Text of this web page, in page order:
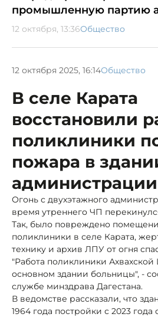
промышленную партию
12 октября, 13:36Общество
12 октября 2025, 16:14Общество
В селе Карата
восстановили
поликлиники
пожара в
администрации
Огонь с двухэтажного
время утреннего ЧП
Так, было повреждено
поликлиники в селе Карата,
технику и архив ЛПУ от огня
"Работа поликлиники
основном здании больницы", -
службе минздрава Дагестана.
В ведомстве рассказали, что
1964 года постройки с 2023 года